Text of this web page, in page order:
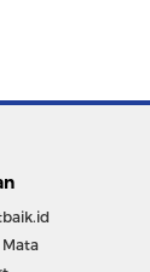
Mata